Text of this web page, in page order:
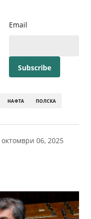
Email
НАФТА ПОЛСКА
октомври 06, 2025